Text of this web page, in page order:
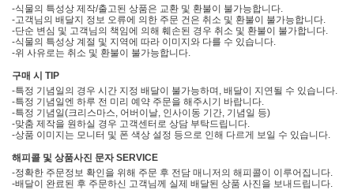
-식물의 특성상 제작/출고된 상품은 교환 및 환불이 불가능합니다.
-고객님의 배달지 정보 오류에 의한 주문 건은 취소 및 환불이 불가능합니다.
-단순 변심 및 고객님의 책임에 의해 훼손된 경우 취소 및 환불이 불가합니다.
-식물의 특성상 계절 및 지역에 따라 이미지와 다를 수 있습니다.
-위 사유로는 취소 및 환불이 불가능합니다.
구매 시 TIP
-특정 기념일의 경우 시간 지정 배달이 불가능하며, 배달이 지연될 수 있습니다.
-특정 기념일엔 하루 전 미리 예약 주문을 해주시기 바랍니다.
-특정 기념일(크리스마스, 어버이날, 인사이동 기간, 기념일 등)
-맞춤 제작을 원하실 경우 고객센터로 상담 부탁드립니다.
-상품 이미지는 모니터 및 폰 색상 설정 등으로 인해 다르게 보일 수 있습니다.
해피콜 및 상품사진 문자 SERVICE
-정확한 주문정보 확인을 위해 주문 후 전담 매니저의 해피콜이 이루어집니다.
-배달이 완료된 후 주문하신 고객님께 실제 배달된 상품 사진을 보내드립니다.